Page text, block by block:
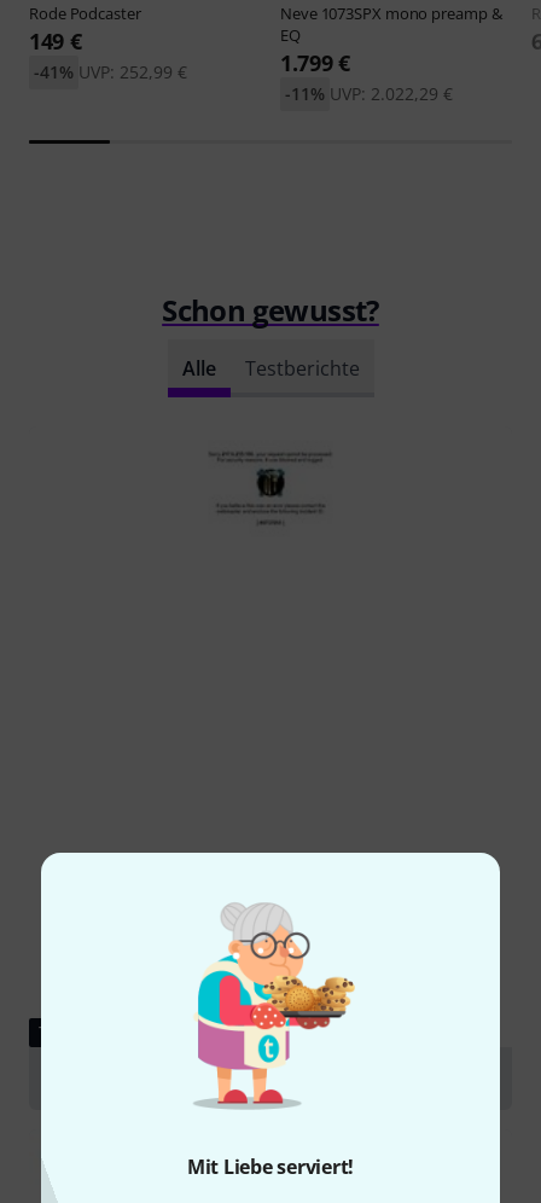
Mit Liebe serviert!
Rode Podcaster
149 €
UVP: 252,99 €
-41%
Neve 1073SPX mono preamp &
EQ
1.799 €
UVP: 2.022,29 €
-11%
Schon gewusst?
Alle Testberichte
TESTBERICHT
Rode Procaster und Rode Podcaster